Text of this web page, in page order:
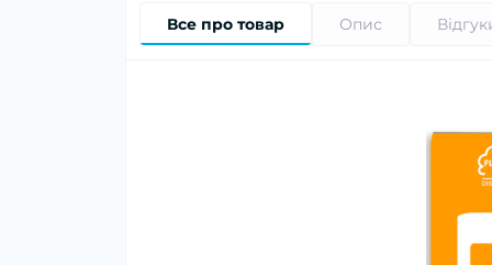
Все про товар Опис